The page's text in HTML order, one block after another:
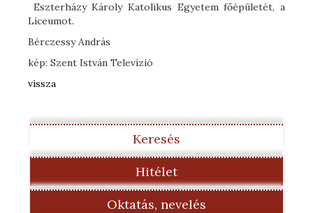
Eszterházy Károly Katolikus Egyetem főépületét, a
Líceumot.
Bérczessy András
kép: Szent István Televízió
vissza
Keresés
Hitélet
Oktatás, nevelés